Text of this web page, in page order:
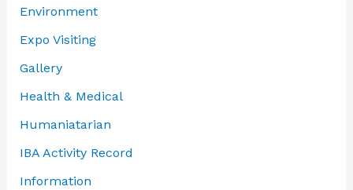
Environment
Expo Visiting
Gallery
Health & Medical
Humaniatarian
IBA Activity Record
Information